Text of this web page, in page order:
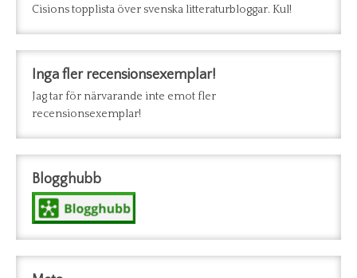
Cisions topplista över svenska litteraturbloggar. Kul!
Inga fler recensionsexemplar!
Jag tar för närvarande inte emot fler
recensionsexemplar!
Blogghubb